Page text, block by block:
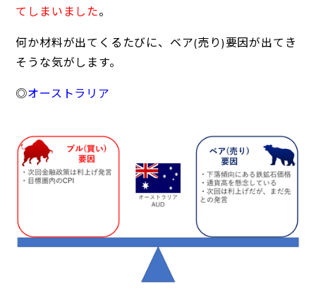
てしまいました。
何か材料が出てくるたびに、ベア(売り)要因が出てき
そうな気がします。
◎オーストラリア